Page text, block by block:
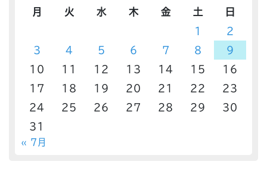
月 火 水 木 金 土
日
1
2
3
4 5 6 7 8
9
10
11 12 13 14 15
16
17
18 19 20 21 22
23
24
25 26 27 28 29
30
31
« 7月